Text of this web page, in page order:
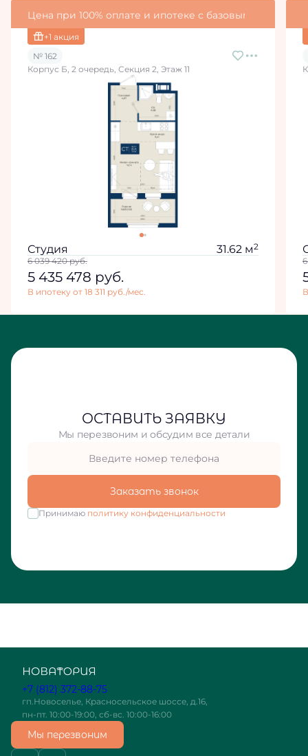
Цена при 100% оплате и ипотеке с базовыми
+1 акция
№ 162
Корпус Б, 2 очередь, Секция 2, Этаж 11
Студия 31.62 м2
6 039 420руб.
5 435 478 руб.
В ипотеку от 18 311 руб./мес.
ОСТАВИТЬ ЗАЯВКУ
Мы перезвоним и обсудим все детали
Заказать звонок
Принимаю политику конфиденциальности
+7 (812) 372-88-75
гп.Новоселье, Красносельское шоссе, д.16,
пн-пт. 10:00-19:00, сб-вс. 10:00-16:00
Мы перезвоним